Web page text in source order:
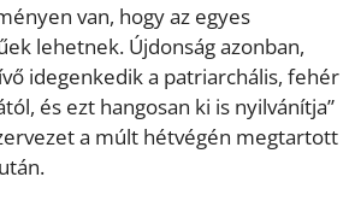
van, hogy az egyes
lehetnek. Újdonság azonban,
idegenkedik a patriarchális, fehér
és ezt hangosan ki is nyilvánítja”
a múlt hétvégén megtartott